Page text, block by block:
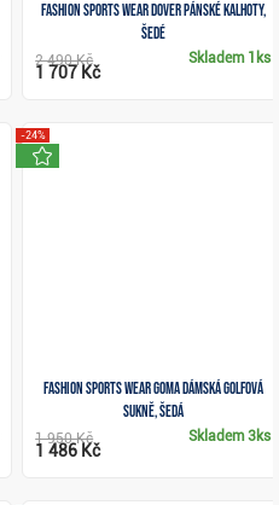
Fashion Sports Wear DOVER pánské kalhoty,
šedé
Skladem 1ks
2 490 Kč
1 707 Kč
Fashion Sports Wear Goma dámská golfová
sukně, šedá
-24%
Skladem3ks
1 950 Kč
1 486 Kč